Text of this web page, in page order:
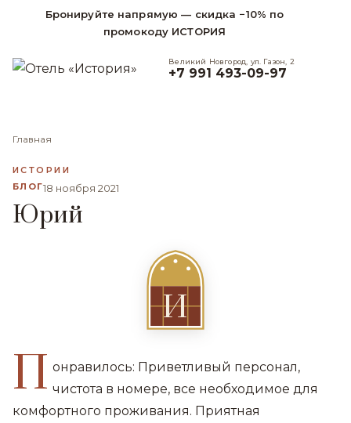
Бронируйте напрямую — скидка −10% по
промокоду ИСТОРИЯ
Великий Новгород, ул. Газон, 2
+7 991 493-09-97
Главная
ИСТОРИИ
БЛОГ18 ноября 2021
Юрий
И
П онравилось: Приветливый персонал,
чистота в номере, все необходимое для
комфортного проживания. Приятная